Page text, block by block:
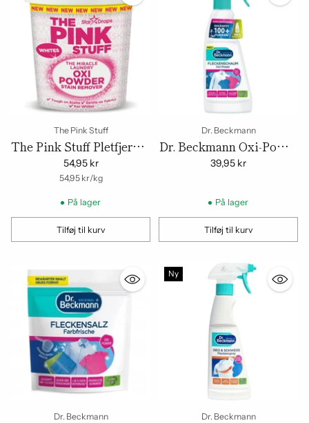
The Pink Stuff
The Pink Stuff Pletfjerner
Oxi Powder til hvid
stoffer | 1kg
54,95 kr
Enhedspris
54,95 kr/
om kg
På lager
Tilføj til kurv
Mængde
Dr. Beckmann
Dr. Beckmann Oxi-Power
pletfjerner 500 ml –
39,95 kr
På lager
Tilføj til kurv
Mængde
Dr. Beckmann
Ny
Dr. Beckmann